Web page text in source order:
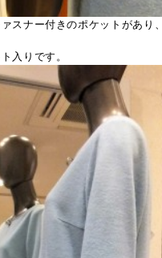
スナー付きのポケットがあり
入りです。